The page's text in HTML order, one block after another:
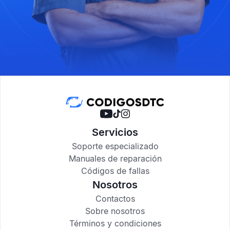
Servicios
Soporte especializado
Manuales de reparación
Códigos de fallas
Nosotros
Contactos
Sobre nosotros
Términos y condiciones